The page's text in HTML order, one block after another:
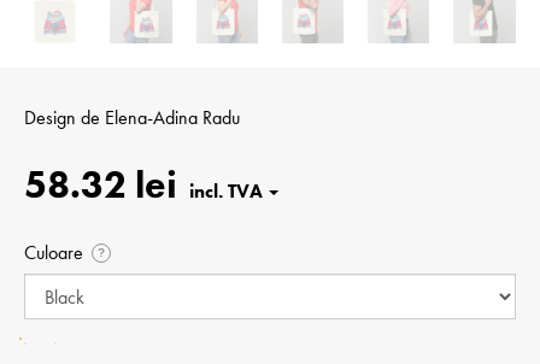
Design de Elena-Adina Radu
58.32 lei
Culoare ?